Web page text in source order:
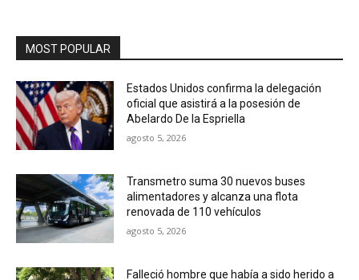
MOST POPULAR
Estados Unidos confirma la delegación
oficial que asistirá a la posesión de
Abelardo De la Espriella
agosto 5, 2026
Transmetro suma 30 nuevos buses
alimentadores y alcanza una flota
renovada de 110 vehículos
agosto 5, 2026
Falleció hombre que había a sido herido a